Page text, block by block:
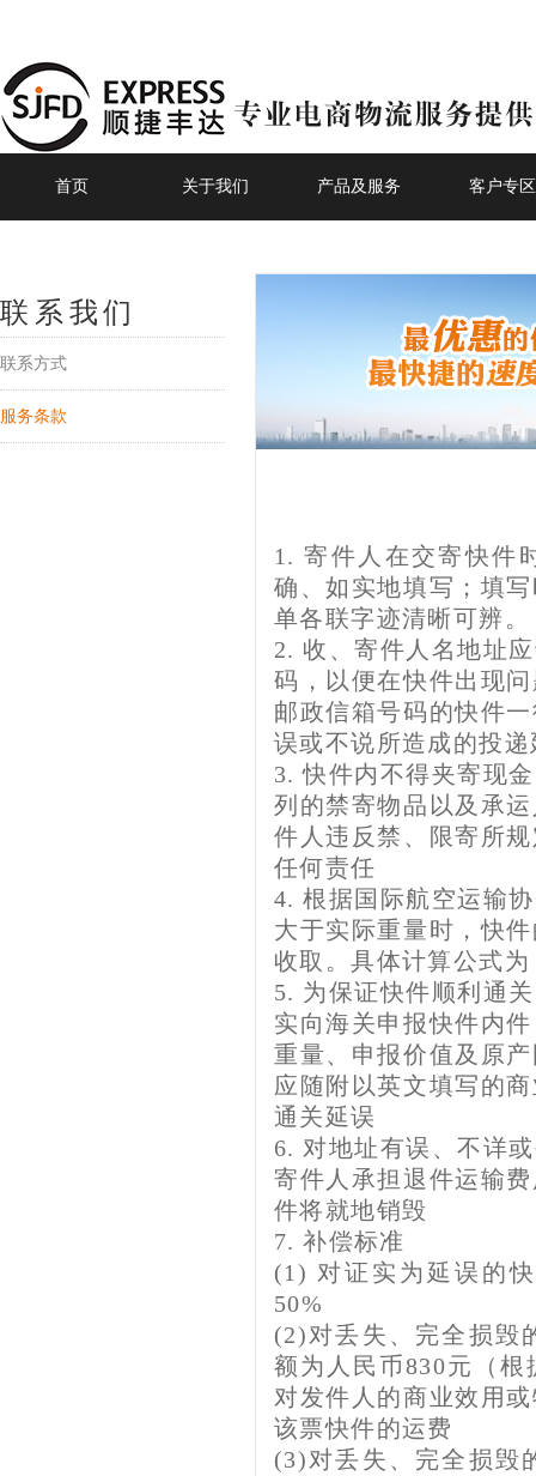
首页 关于我们 产品及服务 客户专区
联系我们
联系方式
服务条款
1. 寄件人在交寄快件
确、如实地填写；填
单各联字迹清晰可辨。
2. 收、寄件人名地址
码，以便在快件出现
邮政信箱号码的快件
误或不说所造成的投
3. 快件内不得夹寄现
列的禁寄物品以及承
件人违反禁、限寄所
任何责任
4. 根据国际航空运输
大于实际重量时，快
收取。具体计算公式
5. 为保证快件顺利通
实向海关申报快件内
重量、申报价值及原
应随附以英文填写的
通关延误
6. 对地址有误、不详
寄件人承担退件运输
件将就地销毁
7. 补偿标准
(1) 对证实为延误的
50%
(2)对丢失、完全损毁
额为人民币830元（
对发件人的商业效用
该票快件的运费
(3)对丢失、完全损毁